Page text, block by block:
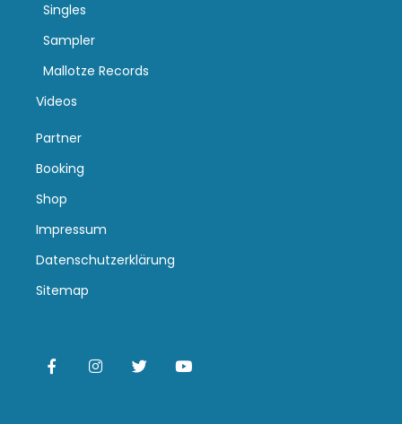
Singles
Sampler
Mallotze Records
Videos
Partner
Booking
Shop
Impressum
Datenschutzerklärung
Sitemap